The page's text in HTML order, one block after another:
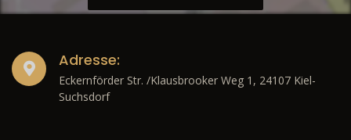
Adresse:
Eckernförder Str. /Klausbrooker Weg 1, 24107 Kiel-
Suchsdorf